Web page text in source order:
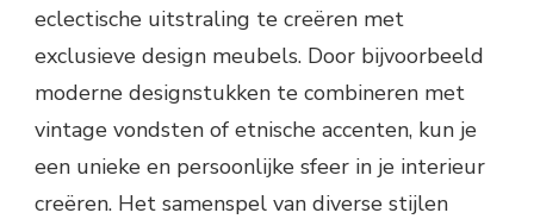
eclectische uitstraling te creëren met
exclusieve design meubels. Door bijvoorbeeld
moderne designstukken te combineren met
vintage vondsten of etnische accenten, kun je
een unieke en persoonlijke sfeer in je interieur
creëren. Het samenspel van diverse stijlen